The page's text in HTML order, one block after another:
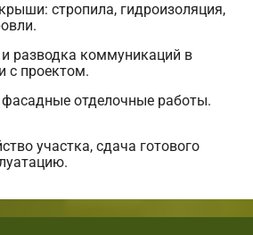
стропила, гидроизоляция,
и разводка коммуникаций в
с проектом.
фасадные отделочные работы.
участка, сдача готового